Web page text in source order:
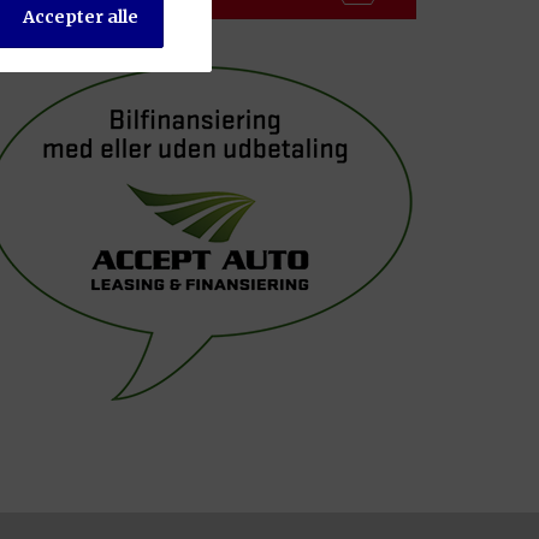
på:
direkte af vores
at videre give
party-
cookie bliver
på et af
Accepter alle